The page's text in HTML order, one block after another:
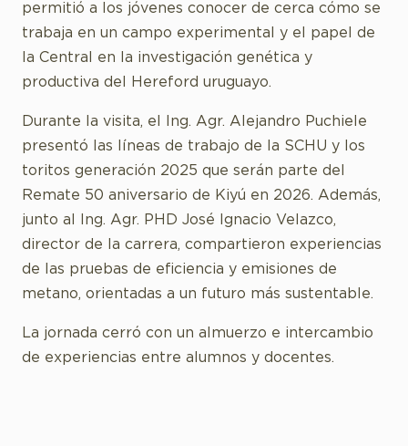
permitió a los jóvenes conocer de cerca cómo se
trabaja en un campo experimental y el papel de
la Central en la investigación genética y
productiva del Hereford uruguayo.
Durante la visita, el Ing. Agr. Alejandro Puchiele
presentó las líneas de trabajo de la SCHU y los
toritos generación 2025 que serán parte del
Remate 50 aniversario de Kiyú en 2026. Además,
junto al Ing. Agr. PHD José Ignacio Velazco,
director de la carrera, compartieron experiencias
de las pruebas de eficiencia y emisiones de
metano, orientadas a un futuro más sustentable.
La jornada cerró con un almuerzo e intercambio
de experiencias entre alumnos y docentes.